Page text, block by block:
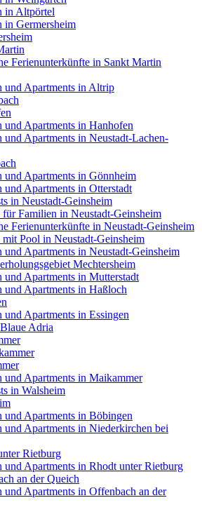
in Altpörtel
in Germersheim
Ferienunterkünfte in Sankt Martin
und Apartments in Altrip
und Apartments in Hanhofen
und Apartments in Neustadt-Lachen-
und Apartments in Gönnheim
und Apartments in Otterstadt
in Neustadt-Geinsheim
Familien in Neustadt-Geinsheim
Ferienunterkünfte in Neustadt-Geinsheim
Pool in Neustadt-Geinsheim
und Apartments in Neustadt-Geinsheim
Mechtersheim
und Apartments in Mutterstadt
und Apartments in Haßloch
und Apartments in Essingen
Adria
und Apartments in Maikammer
in Walsheim
und Apartments in Böbingen
und Apartments in Niederkirchen bei
Rietburg
und Apartments in Rhodt unter Rietburg
an der Queich
und Apartments in Offenbach an der